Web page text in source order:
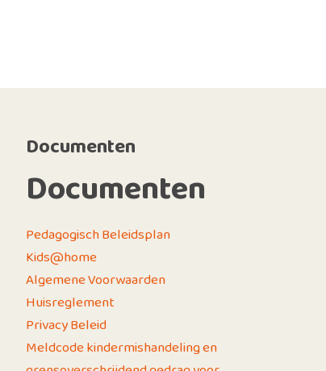
Documenten
Documenten
Pedagogisch Beleidsplan
Kids@home
Algemene Voorwaarden
Huisreglement
Privacy Beleid
Meldcode kindermishandeling en